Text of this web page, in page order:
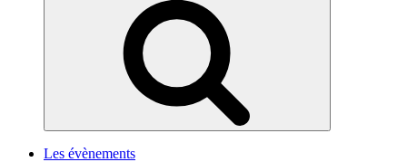
Les évènements